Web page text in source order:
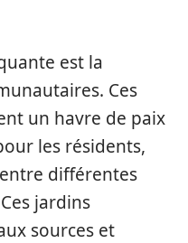
est la
Ces
un havre de paix
les résidents,
différentes
jardins
sources et